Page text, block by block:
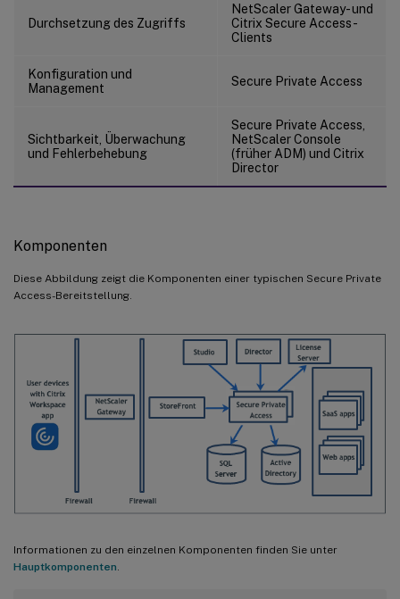
Durchsetzung des Zugriffs
NetScaler Gateway- und
Citrix Secure Access-
Clients
Konfiguration und
Management
Secure Private Access
Sichtbarkeit, Überwachung
und Fehlerbehebung
Secure Private Access,
NetScaler Console
(früher ADM) und Citrix
Director
Komponenten
Diese Abbildung zeigt die Komponenten einer typischen Secure Private
Access-Bereitstellung.
Informationen zu den einzelnen Komponenten finden Sie unter
Hauptkomponenten.